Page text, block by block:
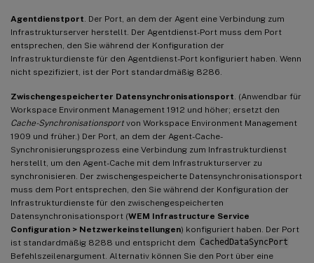
Agentdienstport . Der Port, an dem der Agent eine Verbindung zum
Infrastrukturserver herstellt. Der Agentdienst-Port muss dem Port
entsprechen, den Sie während der Konfiguration der
Infrastrukturdienste für den Agentdienst-Port konfiguriert haben. Wenn
nicht spezifiziert, ist der Port standardmäßig 8286.
Zwischengespeicherter Datensynchronisationsport . (Anwendbar für
Workspace Environment Management 1912 und höher; ersetzt den
Cache-Synchronisationsportvon Workspace Environment Management
1909 und früher.) Der Port, an dem der Agent-Cache-
Synchronisierungsprozess eine Verbindung zum Infrastrukturdienst
herstellt, um den Agent-Cache mit dem Infrastrukturserver zu
synchronisieren. Der zwischengespeicherte Datensynchronisationsport
muss dem Port entsprechen, den Sie während der Konfiguration der
Infrastrukturdienste für den zwischengespeicherten
Datensynchronisationsport (WEM Infrastructure Service
Configuration > Netzwerkeinstellungen) konfiguriert haben. Der Port
ist standardmäßig 8288 und entspricht dem CachedDataSyncPort
Befehlszeilenargument. Alternativ können Sie den Port über eine